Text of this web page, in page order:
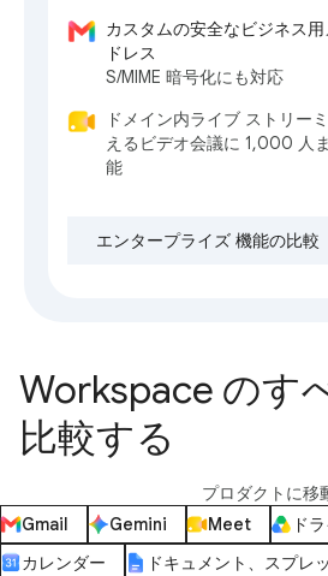
カスタムの安全なビジネス
ドレス
S/MIME 暗号化にも対応
ドメイン内ライブ ストリー
えるビデオ会議に 1,000 人
能
エンタープライズ 機能の比較
Workspace のす
比較する
プロダクトに移
Gmail
Gemini Meet ド
カレンダー
ドキュメント、スプレ